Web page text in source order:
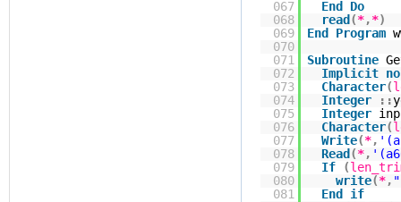
067
End
Do
068
read (*,*)
069
End Program
070
071
Subroutine
072
Implicit
073
Character(
074
Integer ::
075
Integer
076
Character(
077
Write(*,
078
Read (*,
079
If (
080
write(*,
081
End
if